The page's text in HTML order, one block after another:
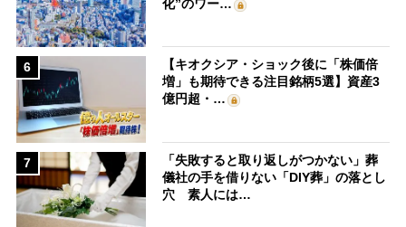
化”のワー…
6
【キオクシア・ショック後に「株価倍
増」も期待できる注目銘柄5選】資産3
億円超・…
7
「失敗すると取り返しがつかない」葬
儀社の手を借りない「DIY葬」の落とし
穴 素人には…